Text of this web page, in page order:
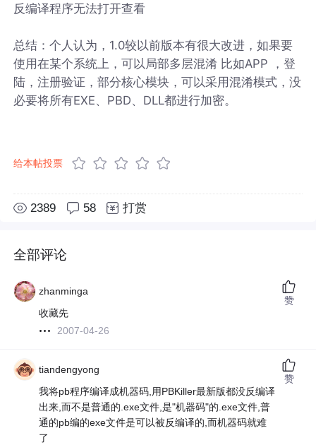
反编译程序无法打开查看
总结：个人认为，1.0较以前版本有很大改进，如果要
使用在某个系统上，可以局部多层混淆 比如APP ，登
陆，注册验证，部分核心模块，可以采用混淆模式，没
必要将所有EXE、PBD、DLL都进行加密。
给本帖投票
2389 58 打赏
全部评论
zhanminga
收藏先
2007-04-26
赞
tiandengyong
我将pb程序编译成机器码,用PBKiller最新版都没反编译
出来,而不是普通的.exe文件,是"机器码"的.exe文件,普
通的pb编的exe文件是可以被反编译的,而机器码就难
了
赞